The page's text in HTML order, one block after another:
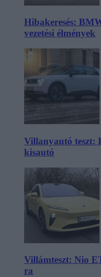
Hibakeresés:
vezetési élmények
Villanyautó teszt:
kisautó
Villámteszt: Nio
ra